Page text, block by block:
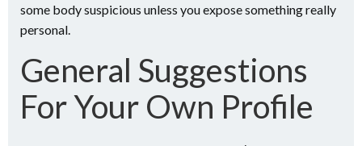
some body suspicious unless you expose something really
personal.
General Suggestions
For Your Own Profile